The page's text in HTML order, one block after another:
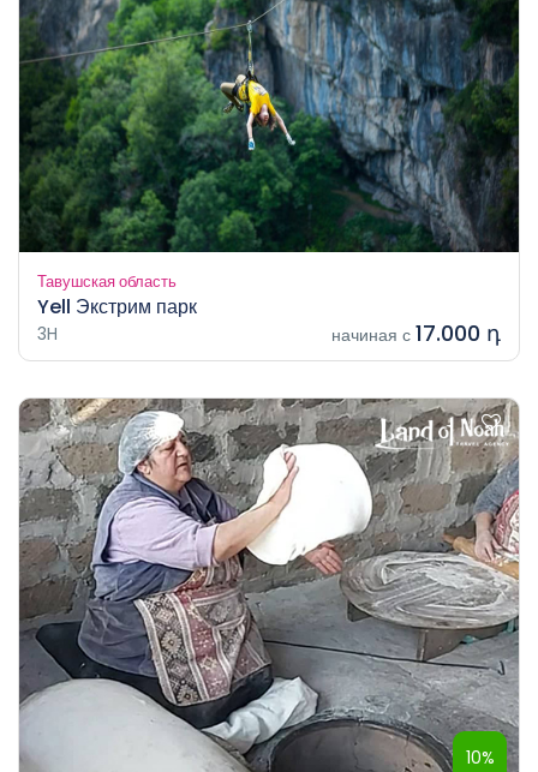
Тавушская область
Yell Экстрим парк
3H начиная с 17.000 դ
10%